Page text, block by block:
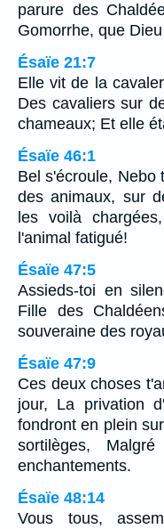
parure des
Gomorrhe, que
Ésaïe 21:7
Elle vit de la
Des cavaliers sur
chameaux; Et elle
Ésaïe 46:1
Bel s'écroule, Nebo
des animaux, sur
les voilà
l'animal fatigué!
Ésaïe 47:5
Assieds-toi en
Fille des
souveraine des
Ésaïe 47:9
Ces deux choses
jour, La privation
fondront en plein
sortilèges,
enchantements.
Ésaïe 48:14
Vous tous,